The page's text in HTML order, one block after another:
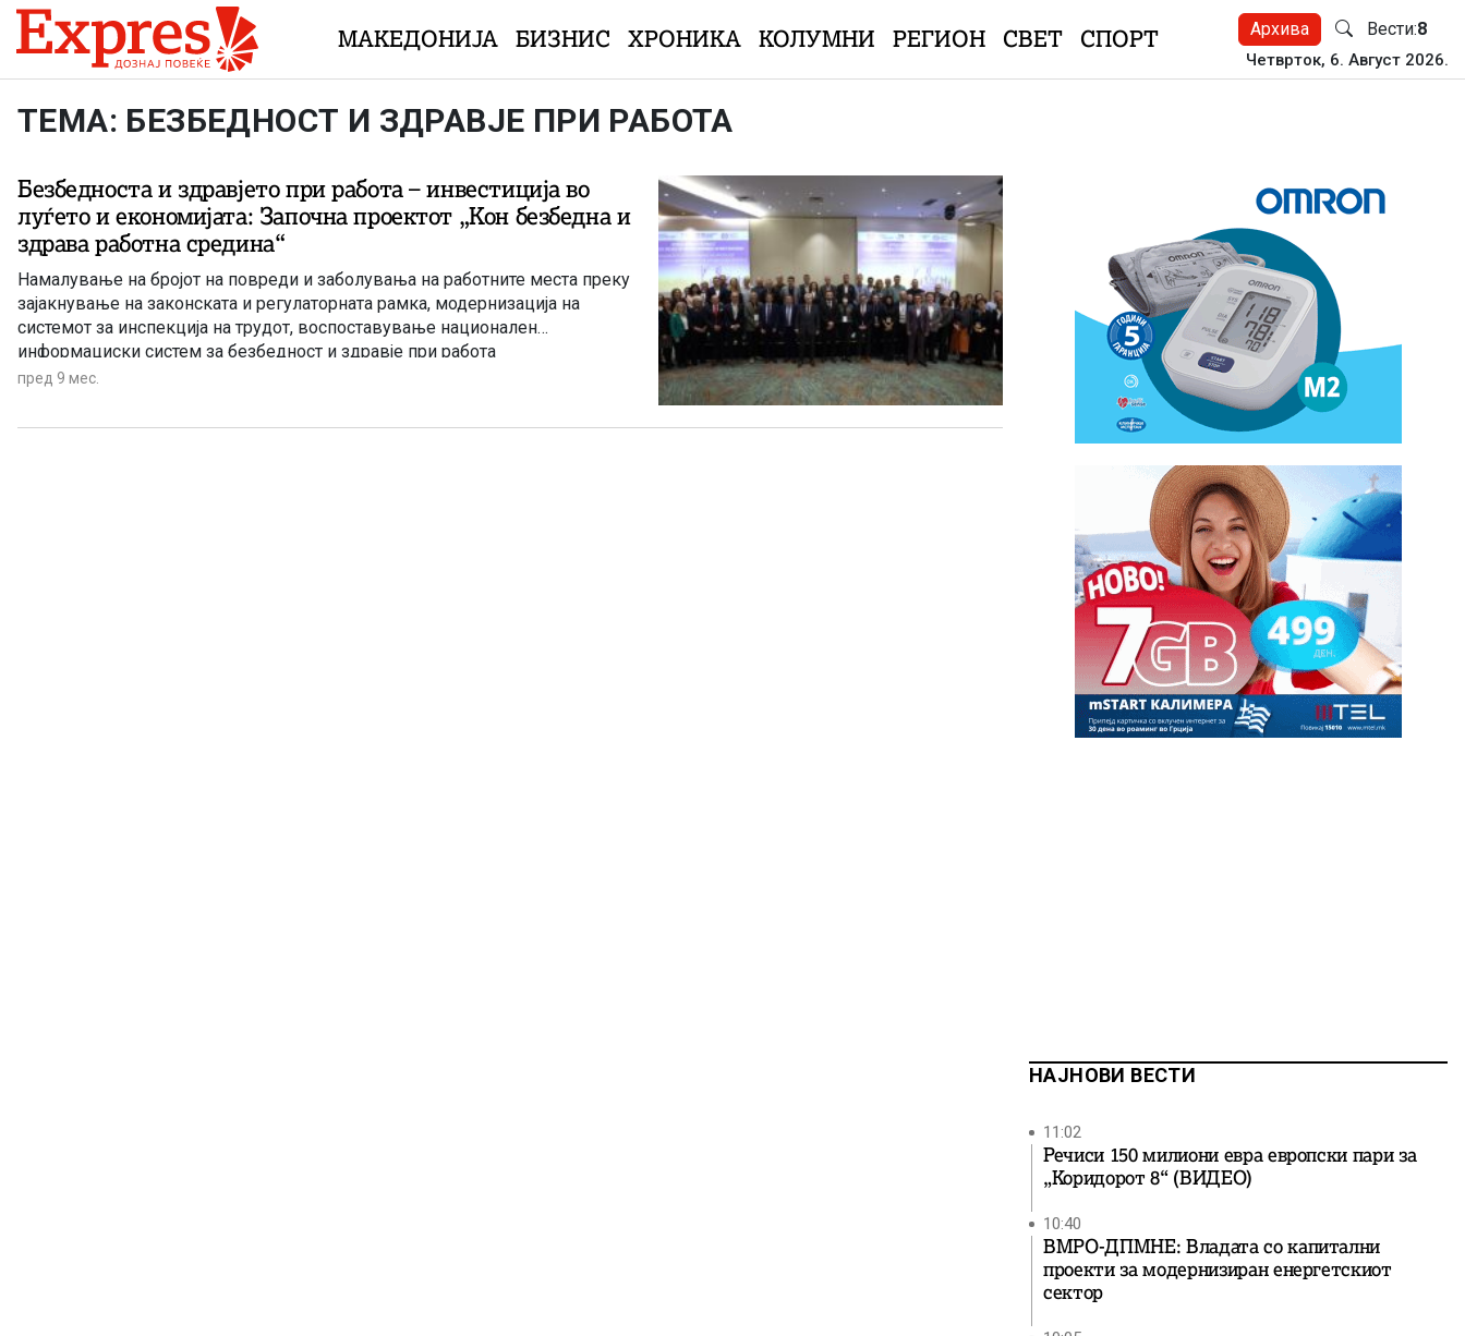
Skip to content
МАКЕДОНИЈА БИЗНИС ХРОНИКА КОЛУМНИ РЕГИОН СВЕТ СПОРТ Архива Вести:8
Четврток, 6. Август 2026.
ТЕМА: БЕЗБЕДНОСТ И ЗДРАВЈЕ ПРИ РАБОТА
Безбедноста и здравјето при работа – инвестиција во
луѓето и економијата: Започна проектот „Кон безбедна и
здрава работна средина“
Намалување на бројот на повреди и заболувања на работните места преку
зајакнување на законската и регулаторната рамка, модернизација на
системот за инспекција на трудот, воспоставување национален
информациски систем за безбедност и здравје при работа
пред 9 мес.
НАЈНОВИ ВЕСТИ
11:02
Речиси 150 милиони евра европски пари за
„Коридорот 8“ (ВИДЕО)
10:40
ВМРО-ДПМНЕ: Владата со капитални
проекти за модернизиран енергетскиот
сектор